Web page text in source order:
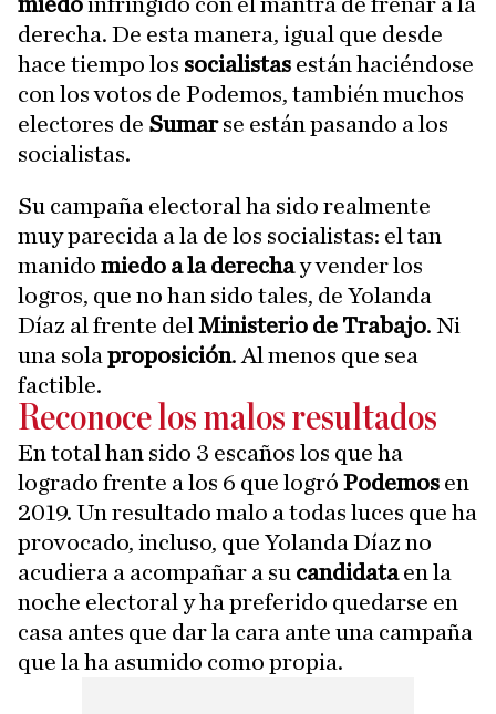
derecha. De esta manera, igual que desde
hace tiempo los socialistas están haciéndose
con los votos de Podemos, también muchos
electores de Sumarse están pasando a los
socialistas.
Su campaña electoral ha sido realmente
muy parecida a la de los socialistas: el tan
manido miedo a la derechay vender los
logros, que no han sido tales, de Yolanda
Díaz al frente del Ministerio de Trabajo. Ni
una sola proposición. Al menos que sea
factible.
Reconoce los malos resultados
En total han sido 3 escaños los que ha
logrado frente a los 6 que logró Podemos en
2019. Un resultado malo a todas luces que ha
provocado, incluso, que Yolanda Díaz no
acudiera a acompañar a su candidataen la
noche electoral y ha preferido quedarse en
casa antes que dar la cara ante una campaña
que la ha asumido como propia.